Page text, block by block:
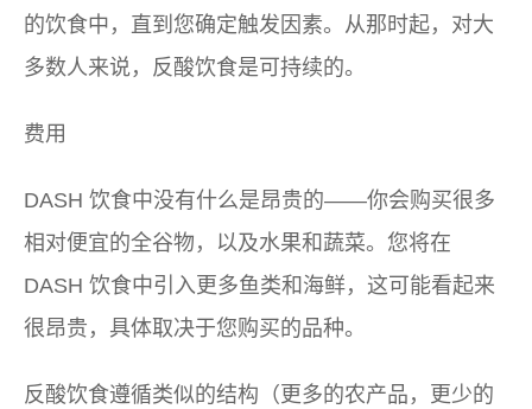
的饮食中，直到您确定触发因素。从那时起，对大
多数人来说，反酸饮食是可持续的。
费用
DASH 饮食中没有什么是昂贵的——你会购买很多
相对便宜的全谷物，以及水果和蔬菜。您将在
DASH 饮食中引入更多鱼类和海鲜，这可能看起来
很昂贵，具体取决于您购买的品种。
反酸饮食遵循类似的结构（更多的农产品，更少的